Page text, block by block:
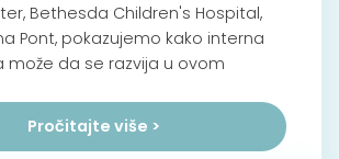
Bethesda Children's Hospital,
Pont, pokazujemo kako interna
može da se razvija u ovom
Pročitajte više >